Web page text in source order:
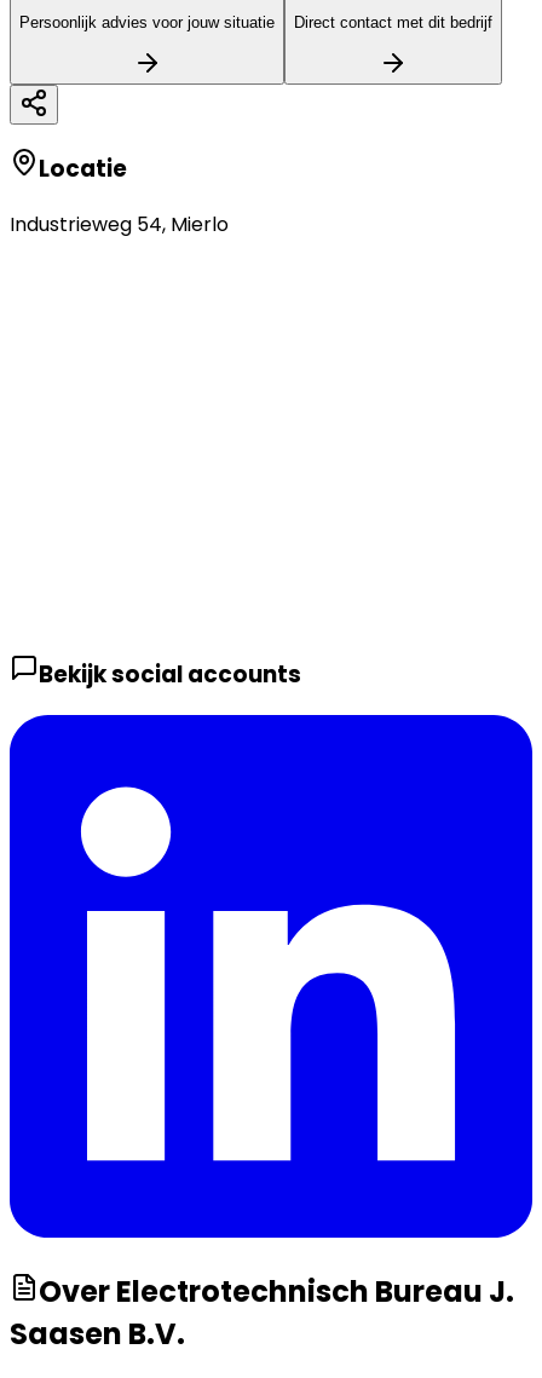
Persoonlijk advies voor jouw situatie
Direct contact met dit bedrijf
Locatie
Industrieweg 54, Mierlo
Bekijk social accounts
OverElectrotechnisch Bureau J.
Saasen B.V.